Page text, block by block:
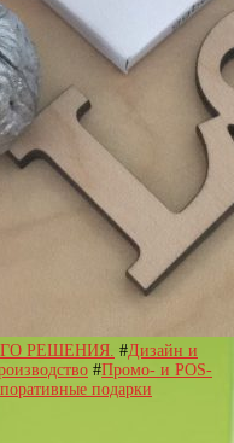
РЕШЕНИЯ. #Дизайн и
#Промо- и POS-
подарки